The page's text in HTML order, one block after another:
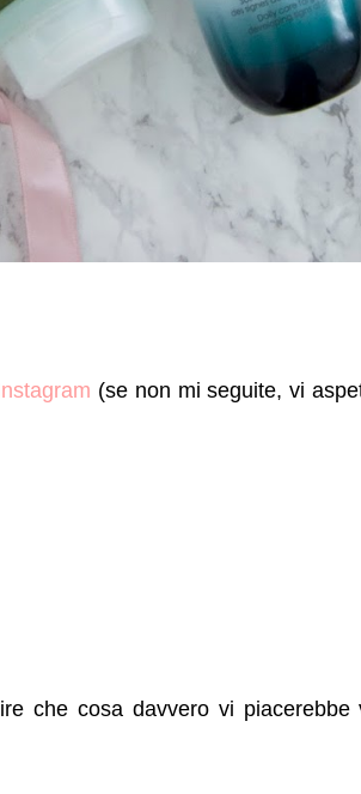
(se non mi seguite, vi
che cosa davvero vi